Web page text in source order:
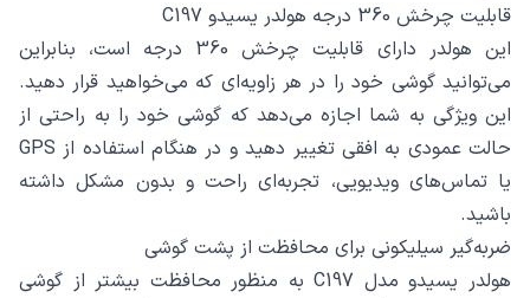
قابلیت چرخش 360 درجه هولدر یسیدو C197
این هولدر دارای قابلیت چرخش 360 درجه است، بنابراین
می‌توانید گوشی خود را در هر زاویه‌ای که می‌خواهید قرار دهید.
این ویژگی به شما اجازه می‌دهد که گوشی خود را به راحتی از
حالت عمودی به افقی تغییر دهید و در هنگام استفاده از GPS
یا تماس‌های ویدیویی، تجربه‌ای راحت و بدون مشکل داشته
باشید.
ضربه‌گیر سیلیکونی برای محافظت از پشت گوشی
هولدر یسیدو مدل C197 به منظور محافظت بیشتر از گوشی